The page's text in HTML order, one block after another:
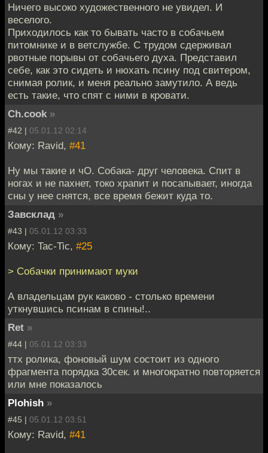
Ничего высоко художественного не увидел. И
веселого.
Приходилось как то бывать часто в собачьем
питомнике и в ветслужбе. С трудом сдерживал
рвотные порывы от собачьего духа. Представил
себе, как это сидеть и нюхать псину под свитером,
снимая ролик, и меня реально замутило. А ведь
есть такие, что спят с ними в кровати.
Ch.cook »
#42 | 05.01.12 02:14
Кому: Ravid, #41
Ну мы такие и чО. Собака- друг человека. Спит в
ногах и не пахнет, токо храпит и посапывает, иногда
сны у нее снятся, все время бежит куда то.
Завсклад »
#43 | 05.01.12 03:33
Кому: Tac-Tic, #25
> Собачки принимают муки
А владельцам рук каково - столько времени
уткнувшись псинам в спины!..
Ret »
#44 | 05.01.12 03:33
ттх ролика, фоновый шум состоит из одного
фрагмента порядка 30сек. и многократно повторяется
или мне показалось
Plohish »
#45 | 05.01.12 03:51
Кому: Ravid, #41